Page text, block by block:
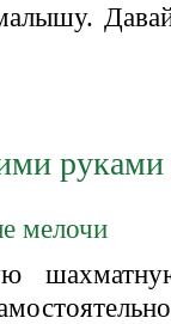
руками
мелочи